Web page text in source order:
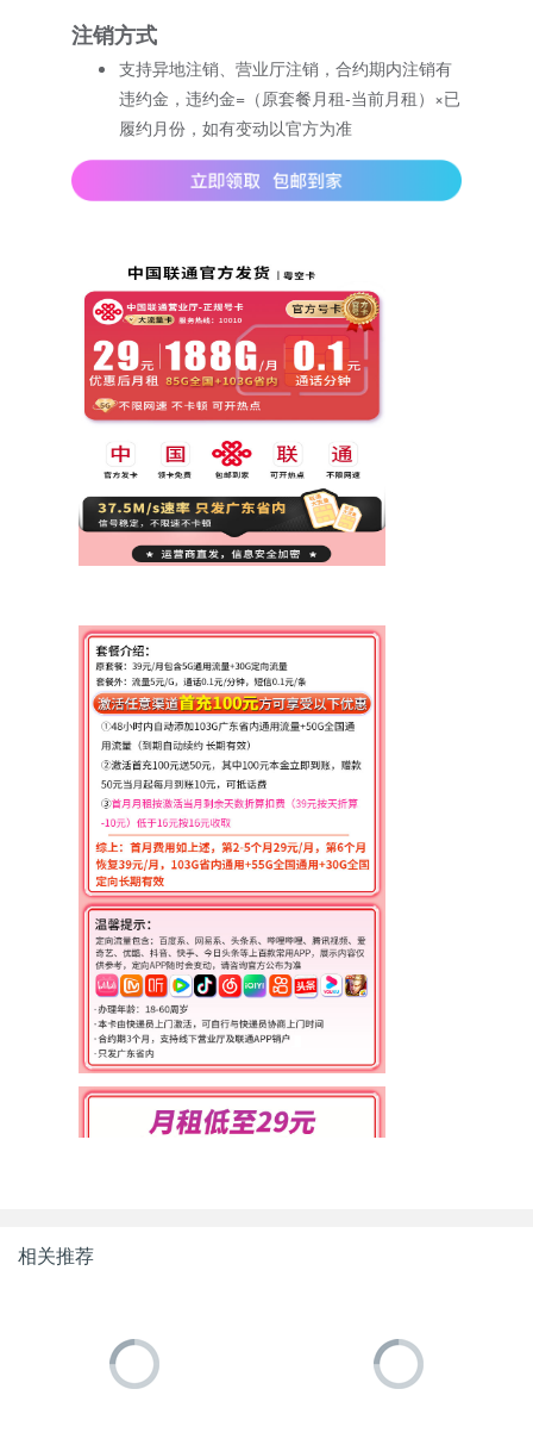
注销方式
支持异地注销、营业厅注销，合约期内注销有
违约金，违约金=（原套餐月租-当前月租）×已
履约月份，如有变动以官方为准
相关推荐